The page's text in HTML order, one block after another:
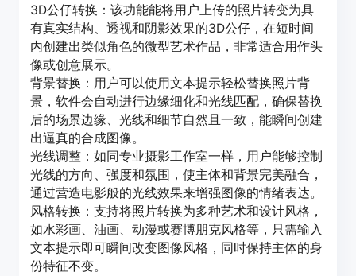
3D公仔转换：该功能能将用户上传的照片转变为具
有真实结构、透视和阴影效果的3D公仔，在短时间
内创建出类似角色的微型艺术作品，非常适合用作头
像或创意展示。
背景替换：用户可以使用文本提示轻松替换照片背
景，软件会自动进行边缘细化和光线匹配，确保替换
后的场景边缘、光线和细节自然且一致，能瞬间创建
出逼真的合成图像。
光线调整：如同专业摄影工作室一样，用户能够控制
光线的方向、强度和氛围，使主体和背景完美融合，
通过营造电影般的光线效果来增强图像的情绪表达。
风格转换：支持将照片转换为多种艺术和设计风格，
如水彩画、油画、动漫或赛博朋克风格等，只需输入
文本提示即可瞬间改变图像风格，同时保持主体的身
份特征不变。